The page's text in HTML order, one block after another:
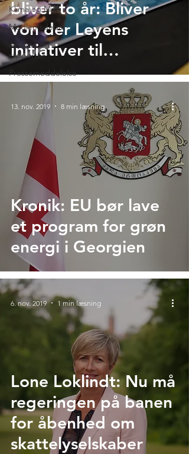
Klima og Miljø
Medlemsdebat
Analyse og
rapporter
Pressemeddelelse
bliver to år: Bliver
von der Leyens
initiativer til
virkelighed?
Kronik: EU bør lave
et program for grøn
energi i Georgien
13. nov. 2019 8 min læsning
Lone Loklindt: Nu må
regeringen på banen
for åbenhed om
skattelyselskaber
6. nov. 2019 1 min læsning